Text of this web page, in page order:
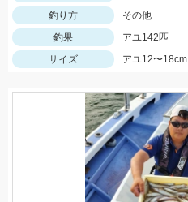
釣り方
その他
釣果
アユ142匹
サイズ
アユ12〜18cm